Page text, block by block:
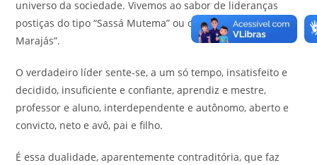
universo da sociedade. Vivemos ao sabor de lideranças
postiças do tipo “Sassá Mutema” ou do “Caçador de
Marajás”.
O verdadeiro líder sente-se, a um só tempo, insatisfeito e
decidido, insuficiente e confiante, aprendiz e mestre,
professor e aluno, interdependente e autônomo, aberto e
convicto, neto e avô, pai e filho.
É essa dualidade, aparentemente contraditória, que faz